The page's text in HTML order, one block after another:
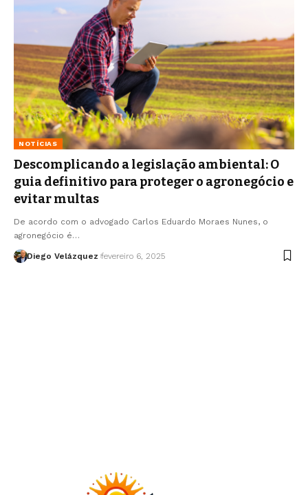
NOTÍCIAS
Descomplicando a legislação ambiental: O
guia definitivo para proteger o agronegócio e
evitar multas
De acordo com o advogado Carlos Eduardo Moraes Nunes, o
agronegócio é…
Diego Velázquez fevereiro 6, 2025